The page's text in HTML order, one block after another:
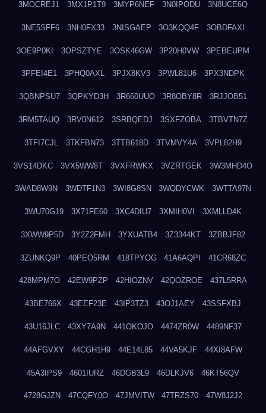
3MOCREJ1 3MX1P1T9 3MYP6NEF 3N0IPODU 3N8UCE6Q
3NE5SFF6 3NH0FX33 3NISGAEP 3O3KQQ4F 3OBDFAXI
3OE9P0KI 3OPSZTYE 3OSK46GW 3P20H0VW 3PEBEUPM
3PFEI4E1 3PHQ0AXL 3PJX8KV3 3PWL81U6 3PX3NDPK
3QBNPSU7 3QPKYD3H 3R660UUO 3R8OBY8R 3RJJOB51
3RM5TAUQ 3RV0N612 3SRBQEDJ 3SXFZOBA 3TBVTN7Z
3TFI7CJL 3TKFBN73 3TTB618D 3TVMVY4A 3VPL82H9
3VS14DKC 3VX5WW8T 3VXFRWKX 3VZRTGEK 3W3MHD4O
3WAD8W9N 3WDTF1N3 3WI8G8SN 3WQDYCWK 3WTTA97N
3WU70G19 3X71FE60 3XC4DIU7 3XMIH0VI 3XMLLD4K
3XWW9P5D 3Y2Z2FMH 3YXUATB4 3Z3344KT 3ZBBJF82
3ZUNKQ9P 40PEO5RM 418TPYOG 41A6AQPI 41CR68ZC
428MPM7O 42EW9PZP 42HIOZNV 42QOZROE 437L5RRA
43BE766X 43EEF23E 43IP3TZ3 43OJ1AEY 43SSFXBJ
43U16JLC 43XY7A9N 441OKOJO 4474ZR0W 4489NF37
44AFGVXY 44CGH1H9 44E14L85 44VA5KJF 44XI8AFW
45A3IPS9 4601IURZ 46DGB3L9 46DLKJV6 46KT56QV
4728GJZN 47CQFY0O 47JMVITW 47TRZS70 47W8J2J2